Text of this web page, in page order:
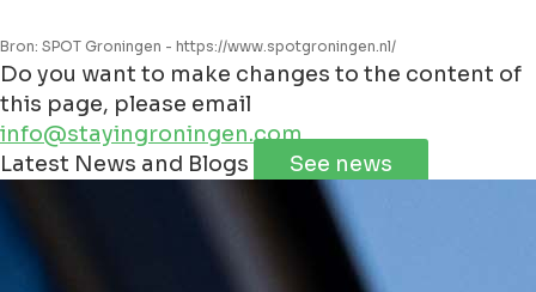
Bron: SPOT Groningen - https://www.spotgroningen.nl/
Do you want to make changes to the content of
this page, please email
info@stayingroningen.com
+
Leaflet | ©JawgMaps©OpenStreetMap
Latest News and Blogs See news